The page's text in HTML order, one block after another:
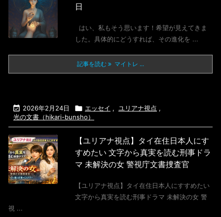
日
はい、私もそう思います！希望が見えてきま
した。具体的にどうすれば、その進化を ...
記事を読む マイトレ ...
 2026年2月24日  エッセイ , ユリアナ視点 ,
光の文書（hikari-bunsho）
【ユリアナ視点】タイ在住日本人にす
すめたい 文字から真実を読む刑事ドラ
マ 未解決の女 警視庁文書捜査官
【ユリアナ視点】タイ在住日本人にすすめたい
文字から真実を読む刑事ドラマ 未解決の女 警
視 ...